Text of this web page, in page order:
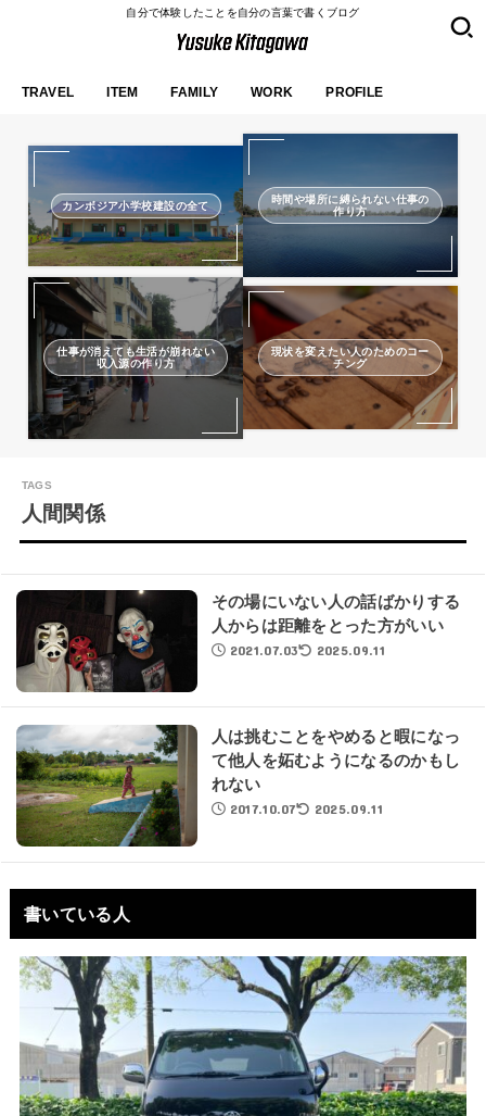
自分で体験したことを自分の言葉で書くブログ
TRAVEL ITEM FAMILY WORK PROFILE
カンボジア小学校建設の全て
時間や場所に縛られない仕事の
作り方
仕事が消えても生活が崩れない
収入源の作り方
現状を変えたい人のためのコー
チング
人間関係
その場にいない人の話ばかりする
人からは距離をとった方がいい
2021.07.03 2025.09.11
人は挑むことをやめると暇になっ
て他人を妬むようになるのかもし
れない
2017.10.07 2025.09.11
書いている人